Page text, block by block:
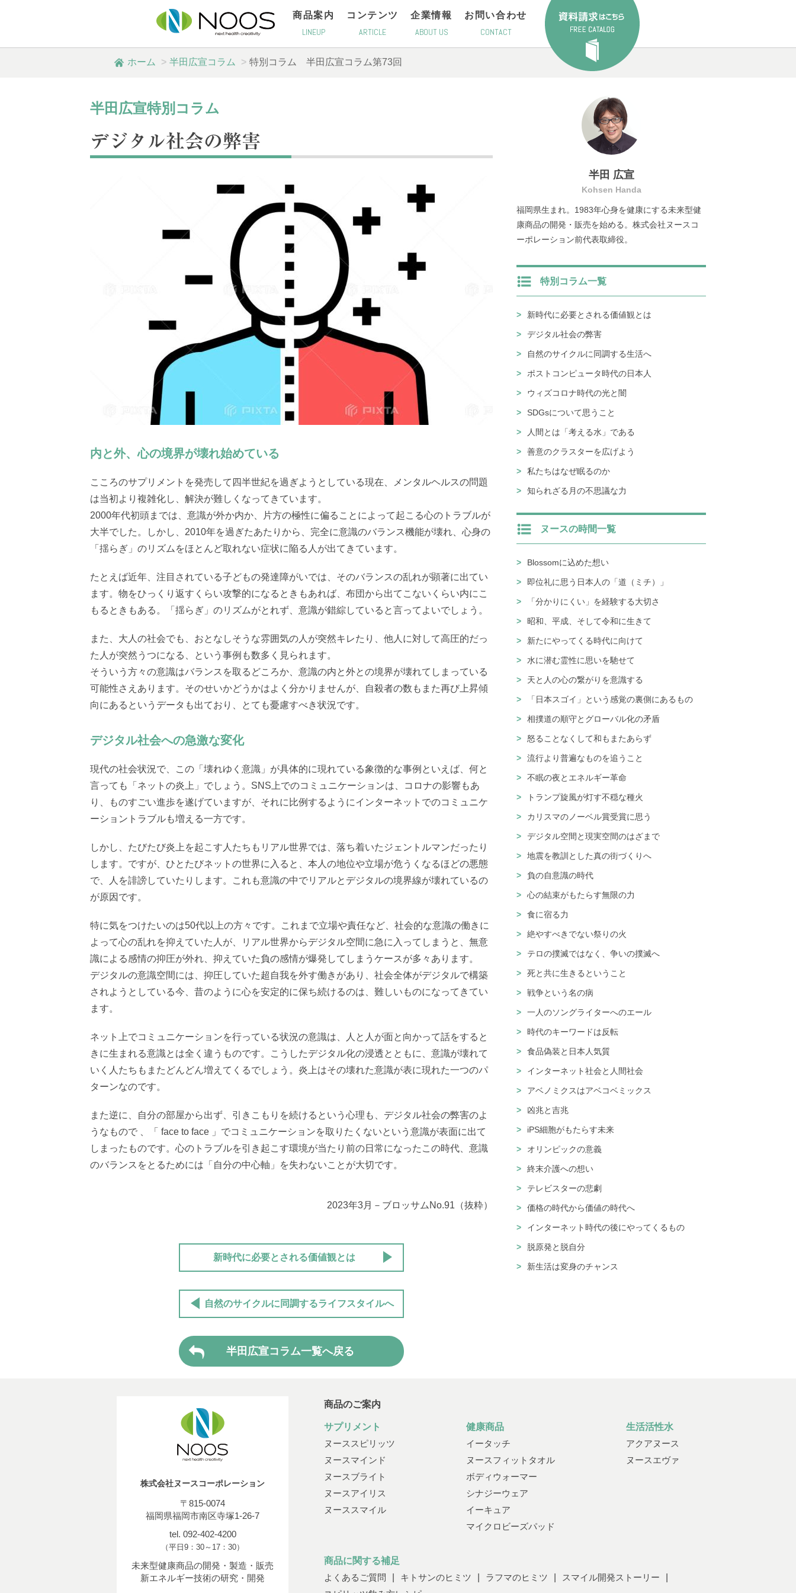
商品案内
LINEUP
コンテンツ
ARTICLE
企業情報
ABOUT US
お問い合わせ
CONTACT
ホーム 半田広宣コラム 特別コラム 半田広宣コラム第73回
半田広宣特別コラム
デジタル社会の弊害
内と外、心の境界が壊れ始めている
こころのサプリメントを発売して四半世紀を過ぎようとしている現在、メンタルヘルスの問題
は当初より複雑化し、解決が難しくなってきています。
2000年代初頭までは、意識が外か内か、片方の極性に偏ることによって起こる心のトラブルが
大半でした。しかし、2010年を過ぎたあたりから、完全に意識のバランス機能が壊れ、心身の
「揺らぎ」のリズムをほとんど取れない症状に陥る人が出てきています。
たとえば近年、注目されている子どもの発達障がいでは、そのバランスの乱れが顕著に出てい
ます。物をひっくり返すくらい攻撃的になるときもあれば、布団から出てこないくらい内にこ
もるときもある。「揺らぎ」のリズムがとれず、意識が錯綜していると言ってよいでしょう。
また、大人の社会でも、おとなしそうな雰囲気の人が突然キレたり、他人に対して高圧的だっ
た人が突然うつになる、という事例も数多く見られます。
そういう方々の意識はバランスを取るどころか、意識の内と外との境界が壊れてしまっている
可能性さえあります。そのせいかどうかはよく分かりませんが、自殺者の数もまた再び上昇傾
向にあるというデータも出ており、とても憂慮すべき状況です。
デジタル社会への急激な変化
現代の社会状況で、この「壊れゆく意識」が具体的に現れている象徴的な事例といえば、何と
言っても「ネットの炎上」でしょう。SNS上でのコミュニケーションは、コロナの影響もあ
り、ものすごい進歩を遂げていますが、それに比例するようにインターネットでのコミュニケ
ーショントラブルも増える一方です。
しかし、たびたび炎上を起こす人たちもリアル世界では、落ち着いたジェントルマンだったり
します。ですが、ひとたびネットの世界に入ると、本人の地位や立場が危うくなるほどの悪態
で、人を誹謗していたりします。これも意識の中でリアルとデジタルの境界線が壊れているの
が原因です。
特に気をつけたいのは50代以上の方々です。これまで立場や責任など、社会的な意識の働きに
よって心の乱れを抑えていた人が、リアル世界からデジタル空間に急に入ってしまうと、無意
識による感情の抑圧が外れ、抑えていた負の感情が爆発してしまうケースが多々あります。
デジタルの意識空間には、抑圧していた超自我を外す働きがあり、社会全体がデジタルで構築
されようとしている今、昔のように心を安定的に保ち続けるのは、難しいものになってきてい
ます。
ネット上でコミュニケーションを行っている状況の意識は、人と人が面と向かって話をすると
きに生まれる意識とは全く違うものです。こうしたデジタル化の浸透とともに、意識が壊れて
いく人たちもまたどんどん増えてくるでしょう。炎上はその壊れた意識が表に現れた一つのパ
ターンなのです。
また逆に、自分の部屋から出ず、引きこもりを続けるという心理も、デジタル社会の弊害のよ
うなもので 、「 face to face 」でコミュニケーションを取りたくないという意識が表面に出て
しまったものです。心のトラブルを引き起こす環境が当たり前の日常になったこの時代、意識
のバランスをとるためには「自分の中心軸」を失わないことが大切です。
2023年3月－ブロッサムNo.91（抜粋）
新時代に必要とされる価値観とは
自然のサイクルに同調するライフスタイルへ
半田広宣コラム一覧へ戻る
半田 広宣
Kohsen Handa
福岡県生まれ。1983年心身を健康にする未来型健
康商品の開発・販売を始める。株式会社ヌースコ
ーポレーション前代表取締役。
特別コラム一覧
新時代に必要とされる価値観とは
デジタル社会の弊害
自然のサイクルに同調する生活へ
ポストコンピュータ時代の日本人
ウィズコロナ時代の光と闇
SDGsについて思うこと
人間とは「考える水」である
善意のクラスターを広げよう
私たちはなぜ眠るのか
知られざる月の不思議な力
ヌースの時間一覧
Blossomに込めた想い
即位礼に思う日本人の「道（ミチ）」
「分かりにくい」を経験する大切さ
昭和、平成、そして令和に生きて
新たにやってくる時代に向けて
水に潜む霊性に思いを馳せて
天と人の心の繋がりを意識する
「日本スゴイ」という感覚の裏側にあるもの
相撲道の順守とグローバル化の矛盾
怒ることなくして和もまたあらず
流行より普遍なものを追うこと
不眠の夜とエネルギー革命
トランプ旋風が灯す不穏な種火
カリスマのノーベル賞受賞に思う
デジタル空間と現実空間のはざまで
地震を教訓とした真の街づくりへ
負の自意識の時代
心の結束がもたらす無限の力
食に宿る力
絶やすべきでない祭りの火
テロの撲滅ではなく、争いの撲滅へ
死と共に生きるということ
戦争という名の病
一人のソングライターへのエール
時代のキーワードは反転
食品偽装と日本人気質
インターネット社会と人間社会
アベノミクスはアベコベミックス
凶兆と吉兆
iPS細胞がもたらす未来
オリンピックの意義
終末介護への想い
テレビスターの悲劇
価格の時代から価値の時代へ
インターネット時代の後にやってくるもの
脱原発と脱自分
新生活は変身のチャンス
株式会社ヌースコーポレーション
〒815-0074
福岡県福岡市南区寺塚1-26-7
tel. 092-402-4200
（平日9：30～17：30）
未来型健康商品の開発・製造・販売
新エネルギー技術の研究・開発
商品のご案内
サプリメント
ヌーススピリッツ
ヌースマインド
ヌースブライト
ヌースアイリス
ヌーススマイル
健康商品
イータッチ
ヌースフィットタオル
ボディウォーマー
シナジーウェア
イーキュア
マイクロビーズパッド
生活活性水
アクアヌース
ヌースエヴァ
商品に関する補足
よくあるご質問
キトサンのヒミツ ラフマのヒミツ
スマイル開発ストーリー